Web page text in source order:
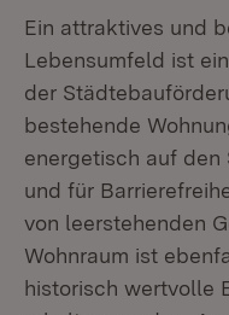
Ein attraktives und
Lebensumfeld ist
der
bestehende
energetisch auf den
und für
von leerstehenden
Wohnraum ist
historisch wertvolle